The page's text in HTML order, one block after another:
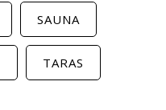
SAUNA
TARAS